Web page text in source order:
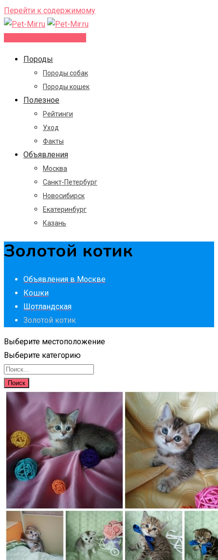
Перейти к содержимому
Породы
Породы собак
Породы кошек
Полезное
Рейтинги
Уход
Факты
Объявления
Москва
Санкт-Петербург
Новосибирск
Екатеринбург
Казань
Золотой котик
Объявления в Москве
Кошки
Шотландская
Золотой котик
Выберите местоположение
Выберите категорию
Поиск